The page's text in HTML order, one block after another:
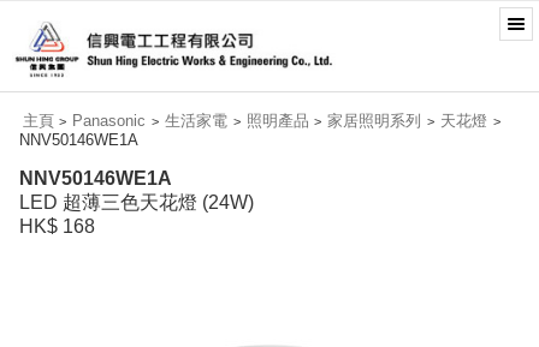
主頁 > Panasonic > 生活家電 > 照明產品 > 家居照明系列 > 天花燈 >
NNV50146WE1A
NNV50146WE1A
LED 超薄三色天花燈 (24W)
HK$ 168